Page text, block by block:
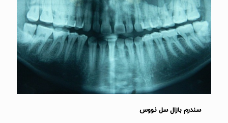
سندرم بازال سل نووس